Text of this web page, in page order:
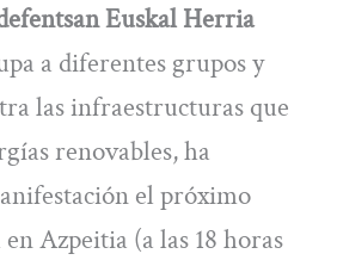
Euskal Herria
a diferentes grupos y
las infraestructuras que
renovables, ha
el próximo
Azpeitia (a las 18 horas